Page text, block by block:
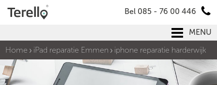
Bel 085 - 76 00 446
MENU
Home
iPad reparatie Emmen iphone reparatie harderwijk